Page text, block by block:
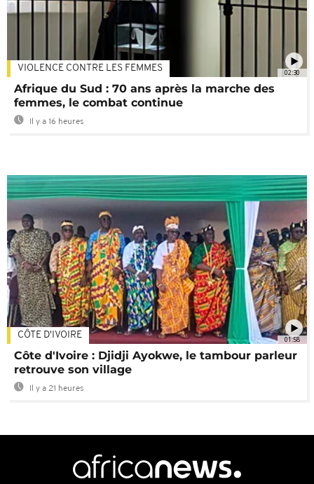
02:30
VIOLENCE CONTRE LES FEMMES
Afrique du Sud : 70 ans après la marche des
femmes, le combat continue
Il y a 16 heures
01:58
CÔTE D'IVOIRE
Côte d'Ivoire : Djidji Ayokwe, le tambour parleur
retrouve son village
Il y a 21 heures